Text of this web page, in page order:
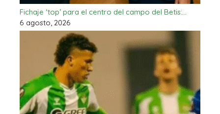
Fichaje ‘top’ para el centro del campo del Betis:…
6 agosto, 2026